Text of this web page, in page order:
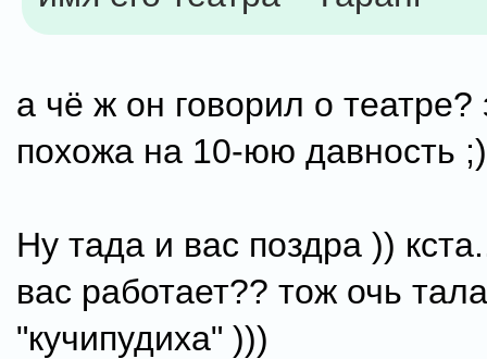
а чё ж он говорил о театре?
похожа на 10-юю давность ;)
Ну тада и вас поздра ))
вас работает?? тож очь
"кучипудиха" )))